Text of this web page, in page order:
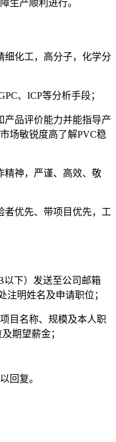
生产顺利进行。
细化工，高分子，化学分
、ICP等分析手段；
产品评价能力并能指导产
场敏锐度高了解PVC稳
精神，严谨、高效、敬
者优先、带项目优先，工
以下）发送至公司邮箱
注明姓名及申请职位；
目名称、规模及本人职
期望薪金；
回复。